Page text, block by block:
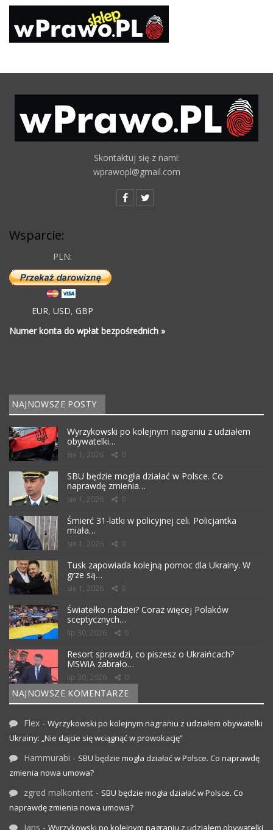
Skontaktuj się z nami:
wprawopl@gmail.com
Wsparcie:
PLN:
EUR, USD, GBP
Numer konta do wpłat bezpośrednich »
NAJNOWSZE POSTY
Wyrzykowski po kolejnym nagraniu z udziałem
obywatelki…
sie 1, 2026 0
SBU będzie mogła działać w Polsce. Co
naprawdę zmienia…
sie 1, 2026 0
Śmierć 31-latki w policyjnej celi. Policjantka
miała…
sie 1, 2026 0
Tusk zapowiada kolejną pomoc dla Ukrainy. W
grze są…
sie 1, 2026 0
Światełko nadziei? Coraz więcej Polaków
sceptycznych…
lip 30, 2026 0
Resort sprawdzi, co piszesz o Ukraińcach?
MSWiA zabrało…
lip 30, 2026 0
NAJNOWSZE KOMENTARZE
Flex - Wyrzykowski po kolejnym nagraniu z udziałem obywatelki
Ukrainy: „Nie dajcie się wciągnąć w prowokację”
Hammurabi - SBU będzie mogła działać w Polsce. Co naprawdę
zmienia nowa umowa?
zgred malkontent - SBU będzie mogła działać w Polsce. Co
naprawdę zmienia nowa umowa?
Jans - Wyrzykowski po kolejnym nagraniu z udziałem obywatelki